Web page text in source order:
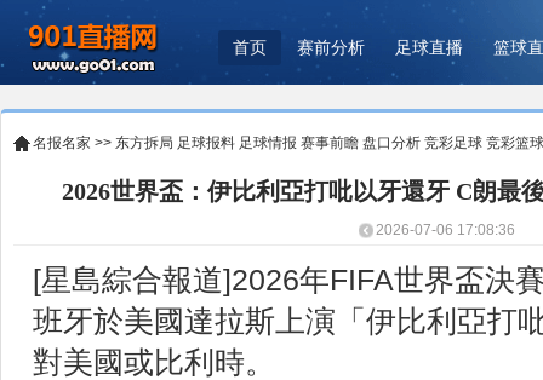
首页 赛前分析 足球直播 篮球
名报名家 >> 东方拆局 足球报料 足球情报 赛事前瞻 盘口分析 竞彩足球 竞彩篮球
2026世界盃：伊比利亞打吡以牙還牙 C朗最
2026-07-06 17:08:36
[星島綜合報道]2026年FIFA世界盃決
班牙於美國達拉斯上演「伊比利亞打
對美國或比利時。